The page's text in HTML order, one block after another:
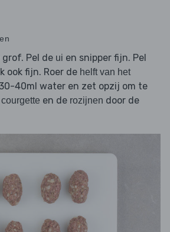
grof. Pel de ui en snipper fijn. Pel
ook fijn. Roer de helft van het
40ml water en zet opzij om te
courgette en de rozijnen door de